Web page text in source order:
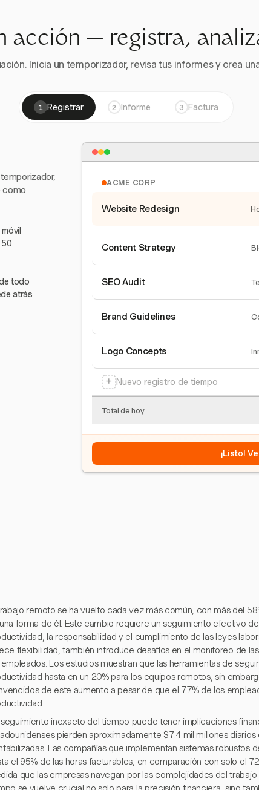
acción — registra,
Inicia un temporizador, revisa tus informes y crea
1 Registrar 2 Informe 3 Factura
como
50
todo
atrás
ACME CORP
Website Redesign
Content Strategy
SEO Audit
Brand Guidelines
Logo Concepts
+ Nuevo registro de tiempo
Total de hoy
¡Listo!
remoto se ha vuelto cada vez más común, con más del
forma de él. Este cambio requiere un seguimiento efectivo
la responsabilidad y el cumplimiento de las leyes
flexibilidad, también introduce desafíos en el monitoreo de
empleados. Los estudios muestran que las herramientas de
hasta en un 20% para los equipos remotos, sin
de este aumento a pesar de que el 77% de los
seguimiento inexacto del tiempo puede tener implicaciones
pierden aproximadamente $7.4 mil millones
Las compañías que implementan sistemas robustos
el 95% de las horas facturables, en comparación con solo el
que las empresas navegan por las complejidades del